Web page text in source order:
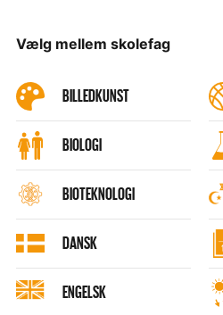
Vælg mellem skolefag
BILLEDKUNST
BIOLOGI
BIOTEKNOLOGI
DANSK
ENGELSK